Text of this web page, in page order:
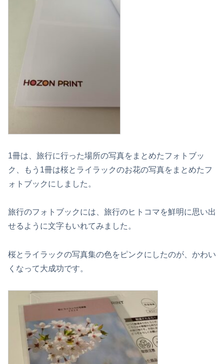
1冊は、旅行に行った場所の写真をまとめたフォトブッ
ク、もう1冊は桜とライラックのお花の写真をまとめたフ
ォトブックにしました。
旅行のフォトブックには、旅行のヒトコマを鮮明に思い出
せるように文字もいれてみました。
桜とライラックの写真集の色をピンクにしたのが、かわい
くなって大成功です。